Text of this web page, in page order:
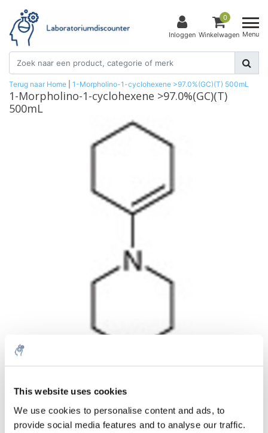
This website uses cookies
We use cookies to personalise content and ads, to
provide social media features and to analyse our traffic.
Inloggen
0
Winkelwagen Menu
Terug naar Home 1-Morpholino-1-cyclohexene >97.0%(GC)(T) 500mL
1-Morpholino-1-cyclohexene >97.0%(GC)(T)
500mL
Aantal Product
1 Stuk
€331,17
€400,71 Meer